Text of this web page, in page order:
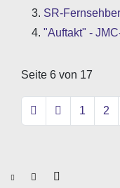
SR-
"Auftakt" -
Seite 6 von 17
1 2